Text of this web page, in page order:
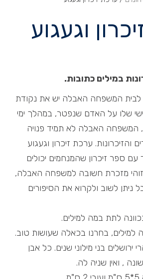
וגעגוע
במילים כתובות.
המשפחה האבלה יש את נקודת
שלו על האדם שנפטר, במהלך ימי
המשפחה האבלה לא תמיד פנויה
והזיכרונות. ערכת זיכרון וגעגוע
עם ספר זיכרון שהמנחמים יכולים
מזכרת חשובה למשפחה האבלה,
ניתן לשוב ולקרוא את הסיפורים
לתת במה למילים.
בחרנו בכאלה שעושות טוב.
ירושלים בני מילוני שנים. כל אבן
, ואין שניה לה.